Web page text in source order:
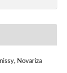
Novariza